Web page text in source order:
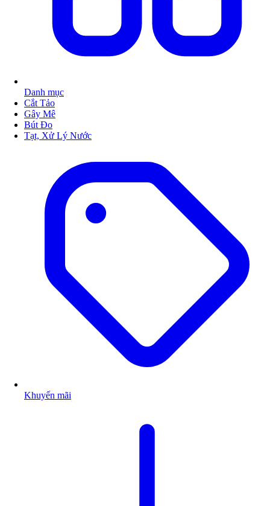
Danh mục
Cắt Tảo
Gây Mê
Bút Đo
Tạt, Xử Lý Nước
Khuyến mãi